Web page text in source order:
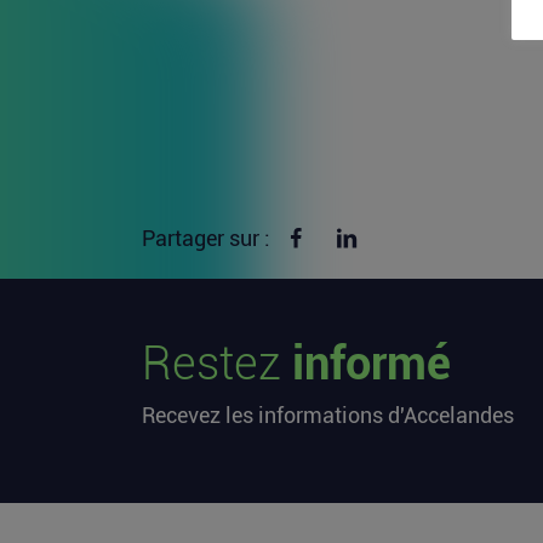
Partager sur : Partager sur Facebook
Restez informé
Recevez les informations d'Accelandes